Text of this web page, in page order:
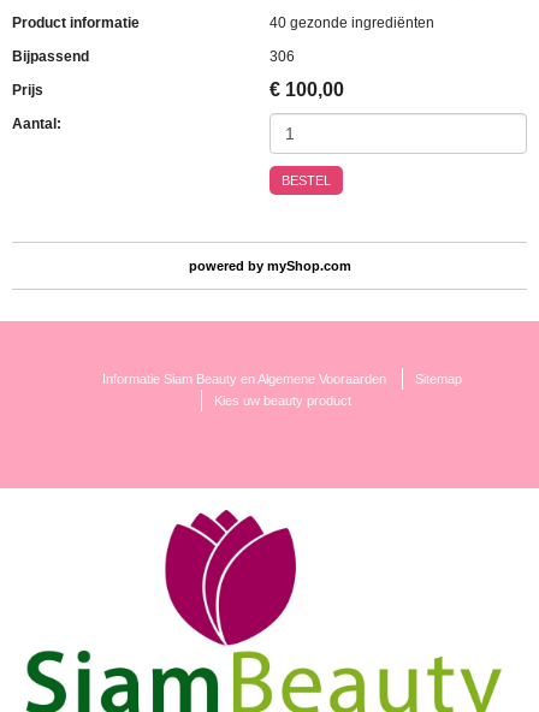
Product informatie
40 gezonde ingrediënten
Bijpassend
306
Prijs
€ 100,00
Aantal:
BESTEL
powered by myShop.com
Informatie Siam Beauty en Algemene Vooraarden
Sitemap
Kies uw beauty product